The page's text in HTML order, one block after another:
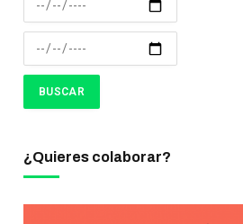
¿Quieres colaborar?